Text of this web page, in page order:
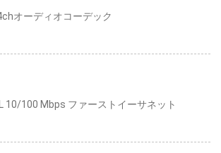
オーディオコーデック
10/100 Mbps ファーストイーサネット